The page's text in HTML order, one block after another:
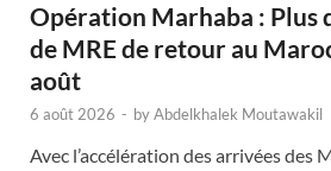
Opération Marhaba : Plus
de MRE de retour au
août
6 août 2026 - byAbdelkhalek Moutawakil
Avec l’accélération des arrivées des